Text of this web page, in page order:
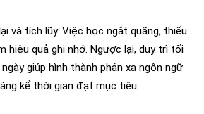
và tích lũy. Việc học ngắt quãng, thiếu
hiệu quả ghi nhớ. Ngược lại, duy trì tối
giúp hình thành phản xạ ngôn ngữ
kể thời gian đạt mục tiêu.